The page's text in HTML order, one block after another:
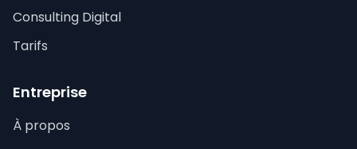
Consulting Digital
Tarifs
Entreprise
À propos